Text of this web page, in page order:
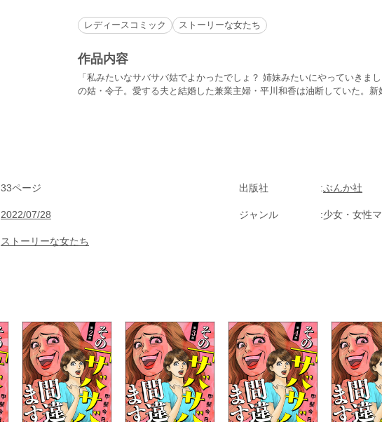
レディースコミック ストーリーな女たち
作品内容
「私みたいなサバサバ姑でよかったでしょ？ 姉妹みたいにやっていきま
の姑・令子。愛する夫と結婚した兼業主婦・平川和香は油断していた。
33ページ 出版社 ぶんか社
2022/07/28 ジャンル 少女・女性
ストーリーな女たち